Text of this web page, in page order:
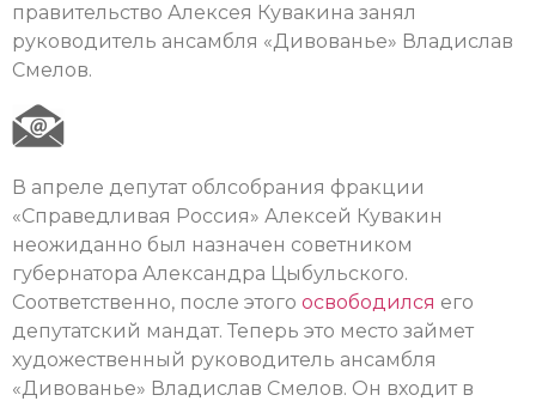
правительство Алексея Кувакина занял
руководитель ансамбля «Дивованье» Владислав
Смелов.
В апреле депутат облсобрания фракции
«Справедливая Россия» Алексей Кувакин
неожиданно был назначен советником
губернатора Александра Цыбульского.
Соответственно, после этого освободился его
депутатский мандат. Теперь это место займет
художественный руководитель ансамбля
«Дивованье» Владислав Смелов. Он входит в